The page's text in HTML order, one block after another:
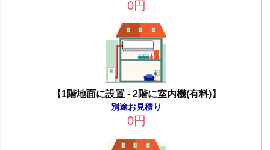
0円
【1階地面に設置 - 2階に室内機(有料)】
別途お見積り
0円